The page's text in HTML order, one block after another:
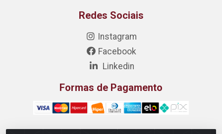
Redes Sociais
Instagram
Facebook
Linkedin
Formas de Pagamento